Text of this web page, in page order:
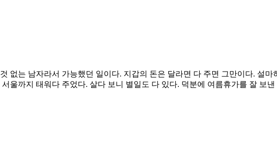
없는 남자라서 가능했던 일이다. 지갑의 돈은 달라면 다 주면 그만이다. 설마
울까지 태워다 주었다. 살다 보니 별일도 다 있다. 덕분에 여름휴가를 잘 보낸